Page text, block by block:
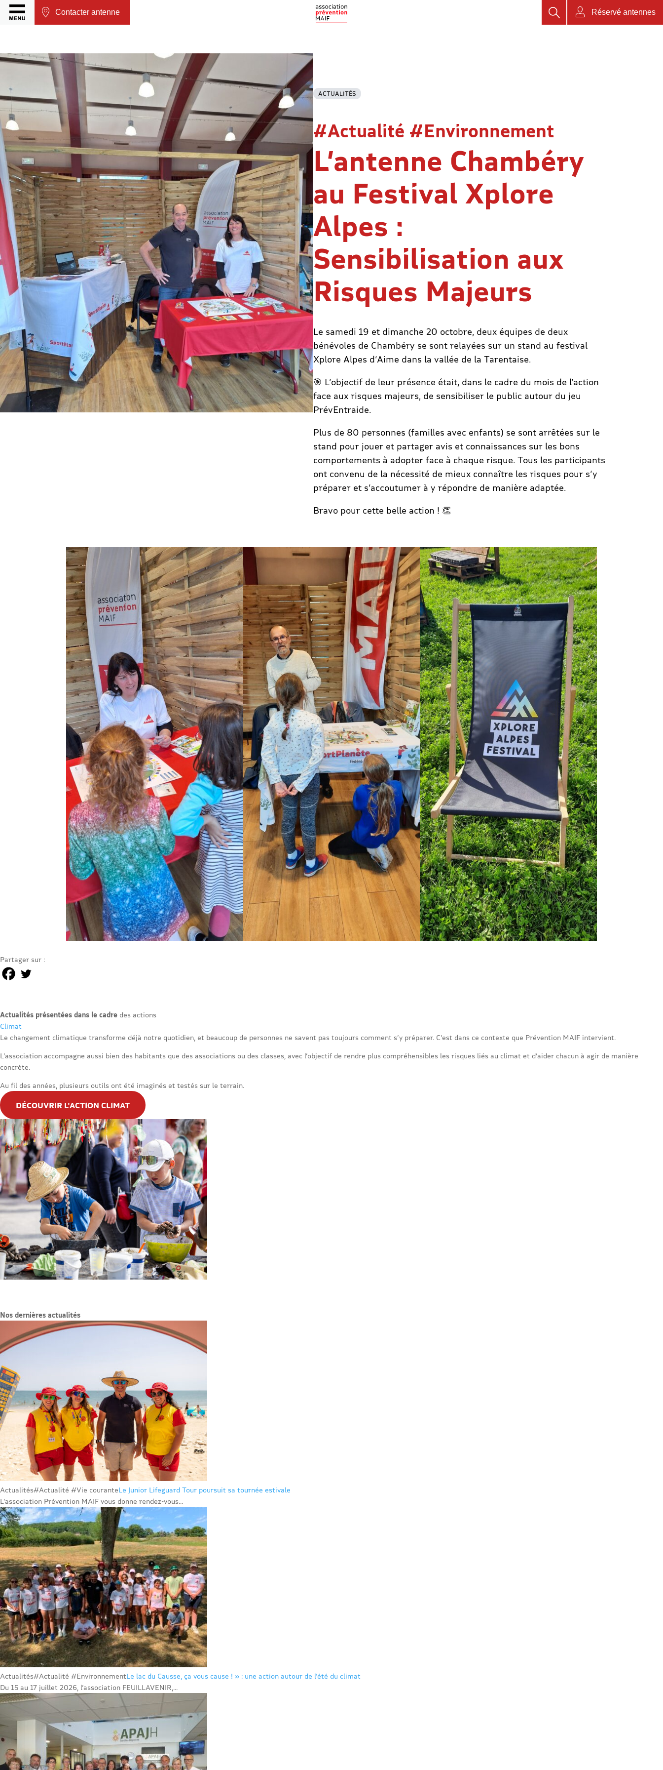
Contacter antenne Réservé antennes
Rechercher
ACTUALITÉS
#Actualité #Environnement
L’antenne Chambéry
au Festival Xplore
Alpes :
Sensibilisation aux
Risques Majeurs
Le samedi 19 et dimanche 20 octobre, deux équipes de deux
bénévoles de Chambéry se sont relayées sur un stand au festival
Xplore Alpes d’Aime dans la vallée de la Tarentaise.
🎯 L’objectif de leur présence était, dans le cadre du mois de l’action
face aux risques majeurs, de sensibiliser le public autour du jeu
PrévEntraide.
Plus de 80 personnes (familles avec enfants) se sont arrêtées sur le
stand pour jouer et partager avis et connaissances sur les bons
comportements à adopter face à chaque risque. Tous les participants
ont convenu de la nécessité de mieux connaître les risques pour s’y
préparer et s’accoutumer à y répondre de manière adaptée.
Bravo pour cette belle action ! 👏
Partager sur :
Actualités présentées dans le cadre des actions
Climat
Le changement climatique transforme déjà notre quotidien, et beaucoup de personnes ne savent pas toujours comment s’y préparer. C’est dans ce contexte que Prévention MAIF intervient.
L’association accompagne aussi bien des habitants que des associations ou des classes, avec l’objectif de rendre plus compréhensibles les risques liés au climat et d’aider chacun à agir de manière
concrète.
Au fil des années, plusieurs outils ont été imaginés et testés sur le terrain.
DÉCOUVRIR L'ACTION CLIMAT
Nos dernières actualités
Actualités#Actualité #Vie couranteLe Junior Lifeguard Tour poursuit sa tournée estivale
L’association Prévention MAIF vous donne rendez-vous...
Actualités#Actualité #EnvironnementLe lac du Causse, ça vous cause ! » : une action autour de l’été du climat
Du 15 au 17 juillet 2026, l’association FEUILLAVENIR,...